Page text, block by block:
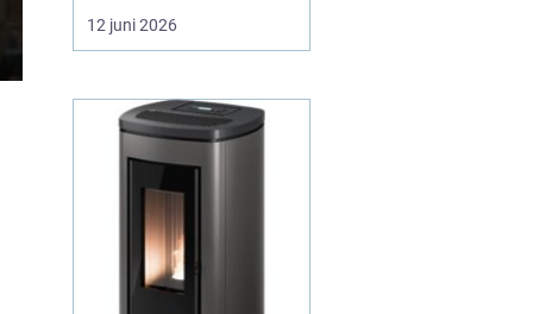
med rätt strategi och
information går det att
bostadsmarknaden
effektivt. Ljungby, en
centralort i Kronobergs
län, erbjuder inte bara
historik och charm, ut...
12 juni 2026